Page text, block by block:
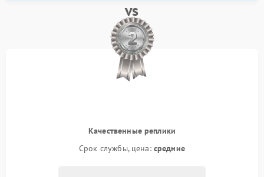
vs
Качественные реплики
Срок службы, цена: средние